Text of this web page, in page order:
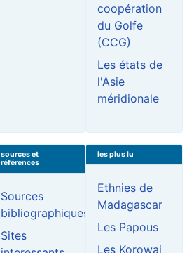
coopération
du Golfe
(CCG)
Les états de
l'Asie
méridionale
sources et
références
Sources
bibliographiques
Sites
les plus lu
Ethnies de
Madagascar
Les Papous
Les Korowai